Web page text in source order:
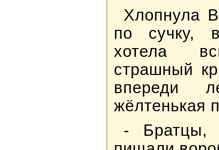
Хлопнула
по сучку,
хотела
страшный
впереди
жёлтенькая
- Братцы,